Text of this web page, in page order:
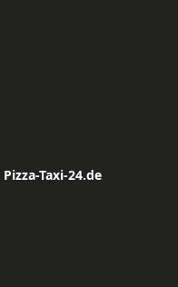
Pizza-Taxi-24.de